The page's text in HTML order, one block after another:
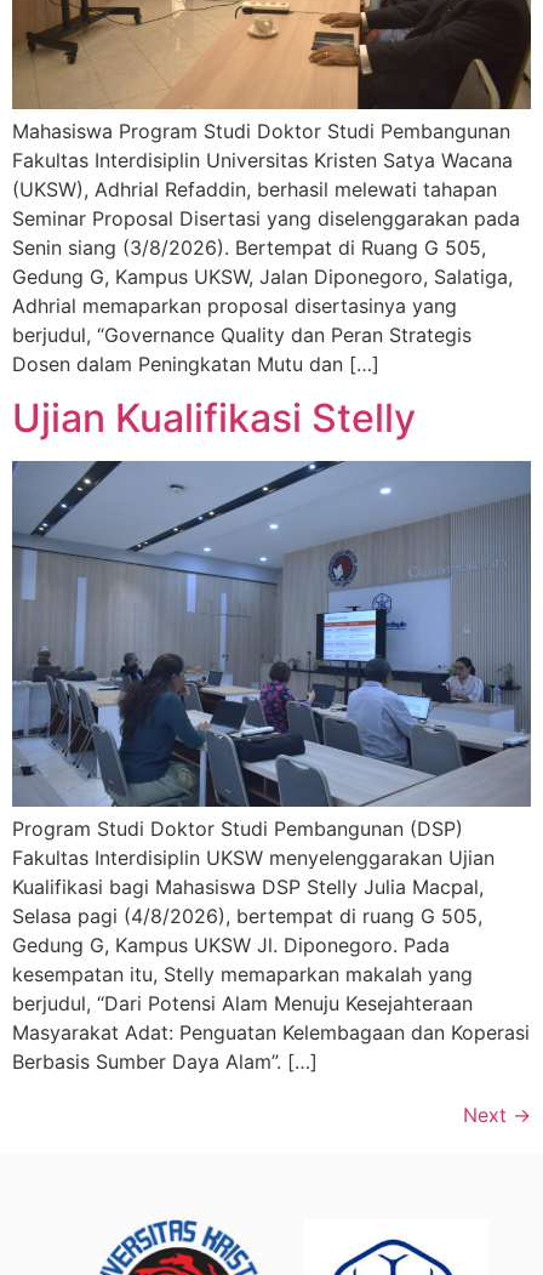
Mahasiswa Program Studi Doktor Studi Pembangunan
Fakultas Interdisiplin Universitas Kristen Satya Wacana
(UKSW), Adhrial Refaddin, berhasil melewati tahapan
Seminar Proposal Disertasi yang diselenggarakan pada
Senin siang (3/8/2026). Bertempat di Ruang G 505,
Gedung G, Kampus UKSW, Jalan Diponegoro, Salatiga,
Adhrial memaparkan proposal disertasinya yang
berjudul, “Governance Quality dan Peran Strategis
Dosen dalam Peningkatan Mutu dan […]
Ujian Kualifikasi Stelly
Program Studi Doktor Studi Pembangunan (DSP)
Fakultas Interdisiplin UKSW menyelenggarakan Ujian
Kualifikasi bagi Mahasiswa DSP Stelly Julia Macpal,
Selasa pagi (4/8/2026), bertempat di ruang G 505,
Gedung G, Kampus UKSW Jl. Diponegoro. Pada
kesempatan itu, Stelly memaparkan makalah yang
berjudul, “Dari Potensi Alam Menuju Kesejahteraan
Masyarakat Adat: Penguatan Kelembagaan dan Koperasi
Berbasis Sumber Daya Alam”. […]
Next →